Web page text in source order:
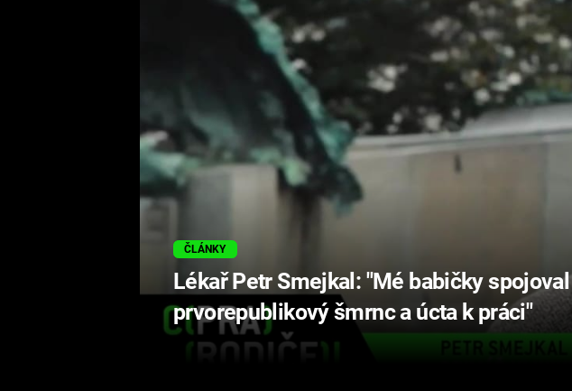
ČLÁNKY
Lékař Petr Smejkal: "Mé babičky spojoval
prvorepublikový šmrnc a úcta k práci"